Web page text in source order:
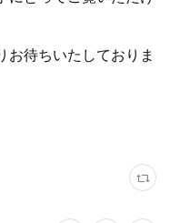
お待ちいたしておりま